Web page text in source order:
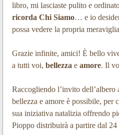
libro, mi lasciaste pulito e
ricorda Chi Siamo… e io
possa vedere la propria
Grazie infinite, amici! È bello
a tutti voi, bellezza e amore. Il
Raccogliendo l’invito
bellezza e amore è possibile, per
sua iniziativa natalizia offrendo
Pioppo distribuirà a partire dal 24